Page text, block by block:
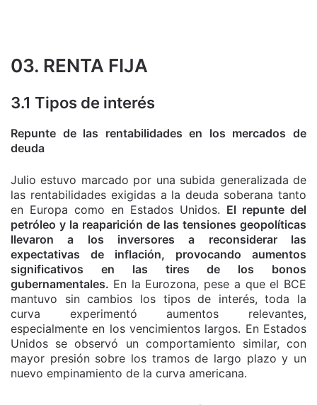
03. RENTA FIJA
3.1 Tipos de interés
Repunte de las rentabilidades en los mercados de
deuda
Julio estuvo marcado por una subida generalizada de
las rentabilidades exigidas a la deuda soberana tanto
en Europa como en Estados Unidos. El repunte del
petróleo y la reaparición de las tensiones geopolíticas
llevaron a los inversores a reconsiderar las
expectativas de inflación, provocando aumentos
significativos en las tires de los bonos
gubernamentales. En la Eurozona, pese a que el BCE
mantuvo sin cambios los tipos de interés, toda la
curva experimentó aumentos relevantes,
especialmente en los vencimientos largos. En Estados
Unidos se observó un comportamiento similar, con
mayor presión sobre los tramos de largo plazo y un
nuevo empinamiento de la curva americana.